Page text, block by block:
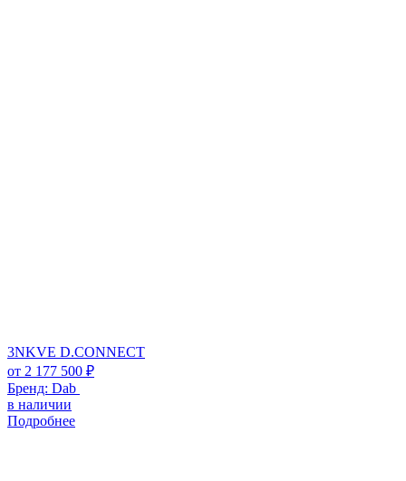
3NKVE D.CONNECT
от 2 177 500 ₽
Бренд: Dab
в наличии
Подробнее